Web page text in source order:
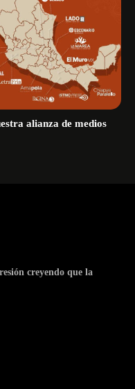
alianza de medios
creyendo que la